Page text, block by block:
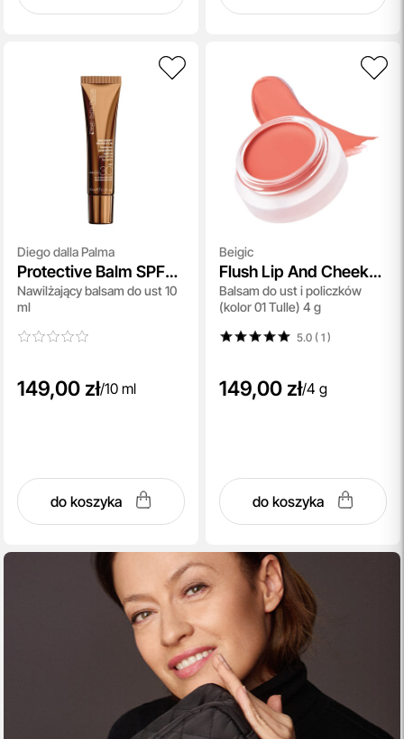
Diego dalla Palma
Protective Balm SPF
30
Nawilżający balsam do ust 10
ml
149,00 zł/10 ml
do koszyka
Beigic
Flush Lip And Cheek
Balm SPF 15
Balsam do ust i policzków
(kolor 01 Tulle) 4 g
5.0 ( 1)
149,00 zł/4 g
do koszyka